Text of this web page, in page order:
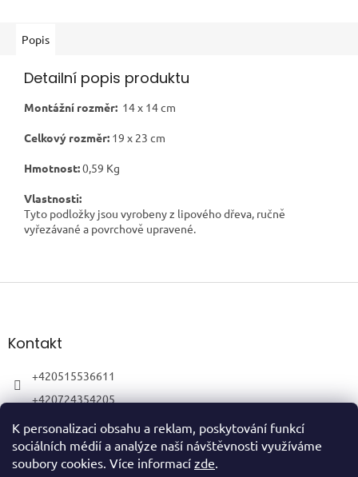
K personalizaci obsahu a reklam, poskytování funkcí
sociálních médií a analýze naší návštěvnosti využíváme
soubory cookies. Více informací zde.
Popis
Detailní popis produktu
Montážní rozměr: 14 x 14 cm
Celkový rozměr: 19 x 23 cm
Hmotnost:0,59 Kg
Vlastnosti:
Tyto podložky jsou vyrobeny z lipového dřeva, ručně
vyřezávané a povrchově upravené.
Z
aKontakt
+420515536611
+420724354205